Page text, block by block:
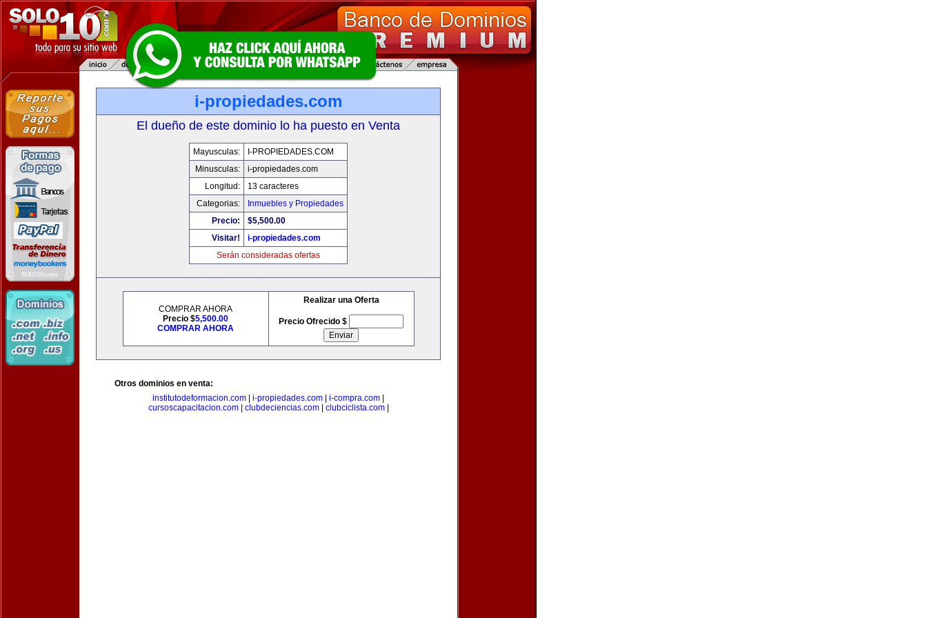
i-propiedades.com
El dueño de este dominio lo ha puesto en Venta
Mayusculas:
I-PROPIEDADES.COM
Minusculas:
i-propiedades.com
Longitud:
13 caracteres
Categorias:
Inmuebles y Propiedades
Precio:
$5,500.00
Visitar!
i-propiedades.com
Serán consideradas ofertas
COMPRAR AHORA
Precio $5,500.00
COMPRAR AHORA
Realizar una Oferta
Precio Ofrecido $
Otros dominios en venta:
institutodeformacion.com
i-propiedades.com i-compra.com
cursoscapacitacion.com| clubdeciencias.com| clubciclista.com|